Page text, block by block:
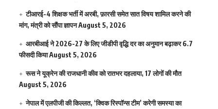
टीआरई-4 शिक्षक भर्ती में अरबी, फ़ारसी समेत सात विषय शामिल करने की
मांग, मंत्री को सौंपा ज्ञापनAugust 5, 2026
आरबीआई ने 2026-27 के लिए जीडीपी वृद्धि दर का अनुमान बढ़ाकर 6.7
फीसदी कियाAugust 5, 2026
रूस ने यूक्रेन की राजधानी कीव को रातभर दहलाया, 17 लोगों की मौत
August 5, 2026
नेपाल में एलपीजी की किल्लत, ‘क्विक रिस्पॉन्स टीम’ करेगी समस्या का